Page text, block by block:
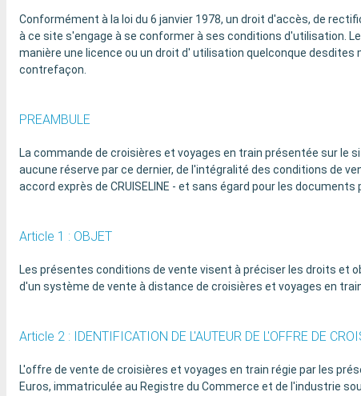
Conformément à la loi du 6 janvier 1978, un droit d'accès, de
à ce site s'engage à se conformer à ses conditions d'utilisation.
manière une licence ou un droit d' utilisation quelconque
contrefaçon.
PREAMBULE
La commande de croisières et voyages en train présentée sur le
aucune réserve par ce dernier, de l'intégralité des conditions de
accord exprès de CRUISELINE - et sans égard pour les documents
Article 1 : OBJET
Les présentes conditions de vente visent à préciser les droits et
d'un système de vente à distance de croisières et voyages en
Article 2 : IDENTIFICATION DE L'AUTEUR DE L'OFFRE DE
L'offre de vente de croisières et voyages en train régie par les
Euros, immatriculée au Registre du Commerce et de l'industrie